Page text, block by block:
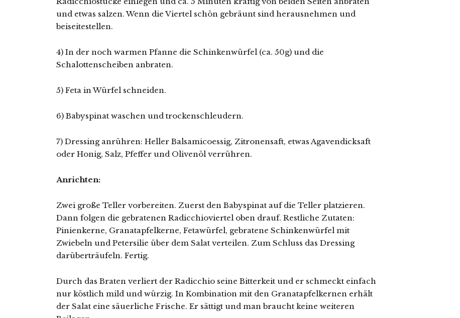
und etwas salzen. Wenn die Viertel schön gebräunt sind herausnehmen und
beiseitestellen.
4) In der noch warmen Pfanne die Schinkenwürfel (ca. 50g) und die
Schalottenscheiben anbraten.
5) Feta in Würfel schneiden.
6) Babyspinat waschen und trockenschleudern.
7) Dressing anrühren: Heller Balsamicoessig, Zitronensaft, etwas Agavendicksaft
oder Honig, Salz, Pfeffer und Olivenöl verrühren.
Anrichten:
Zwei große Teller vorbereiten. Zuerst den Babyspinat auf die Teller platzieren.
Dann folgen die gebratenen Radicchioviertel oben drauf. Restliche Zutaten:
Pinienkerne, Granatapfelkerne, Fetawürfel, gebratene Schinkenwürfel mit
Zwiebeln und Petersilie über dem Salat verteilen. Zum Schluss das Dressing
darüberträufeln. Fertig.
Durch das Braten verliert der Radicchio seine Bitterkeit und er schmeckt einfach
nur köstlich mild und würzig. In Kombination mit den Granatapfelkernen erhält
der Salat eine säuerliche Frische. Er sättigt und man braucht keine weiteren